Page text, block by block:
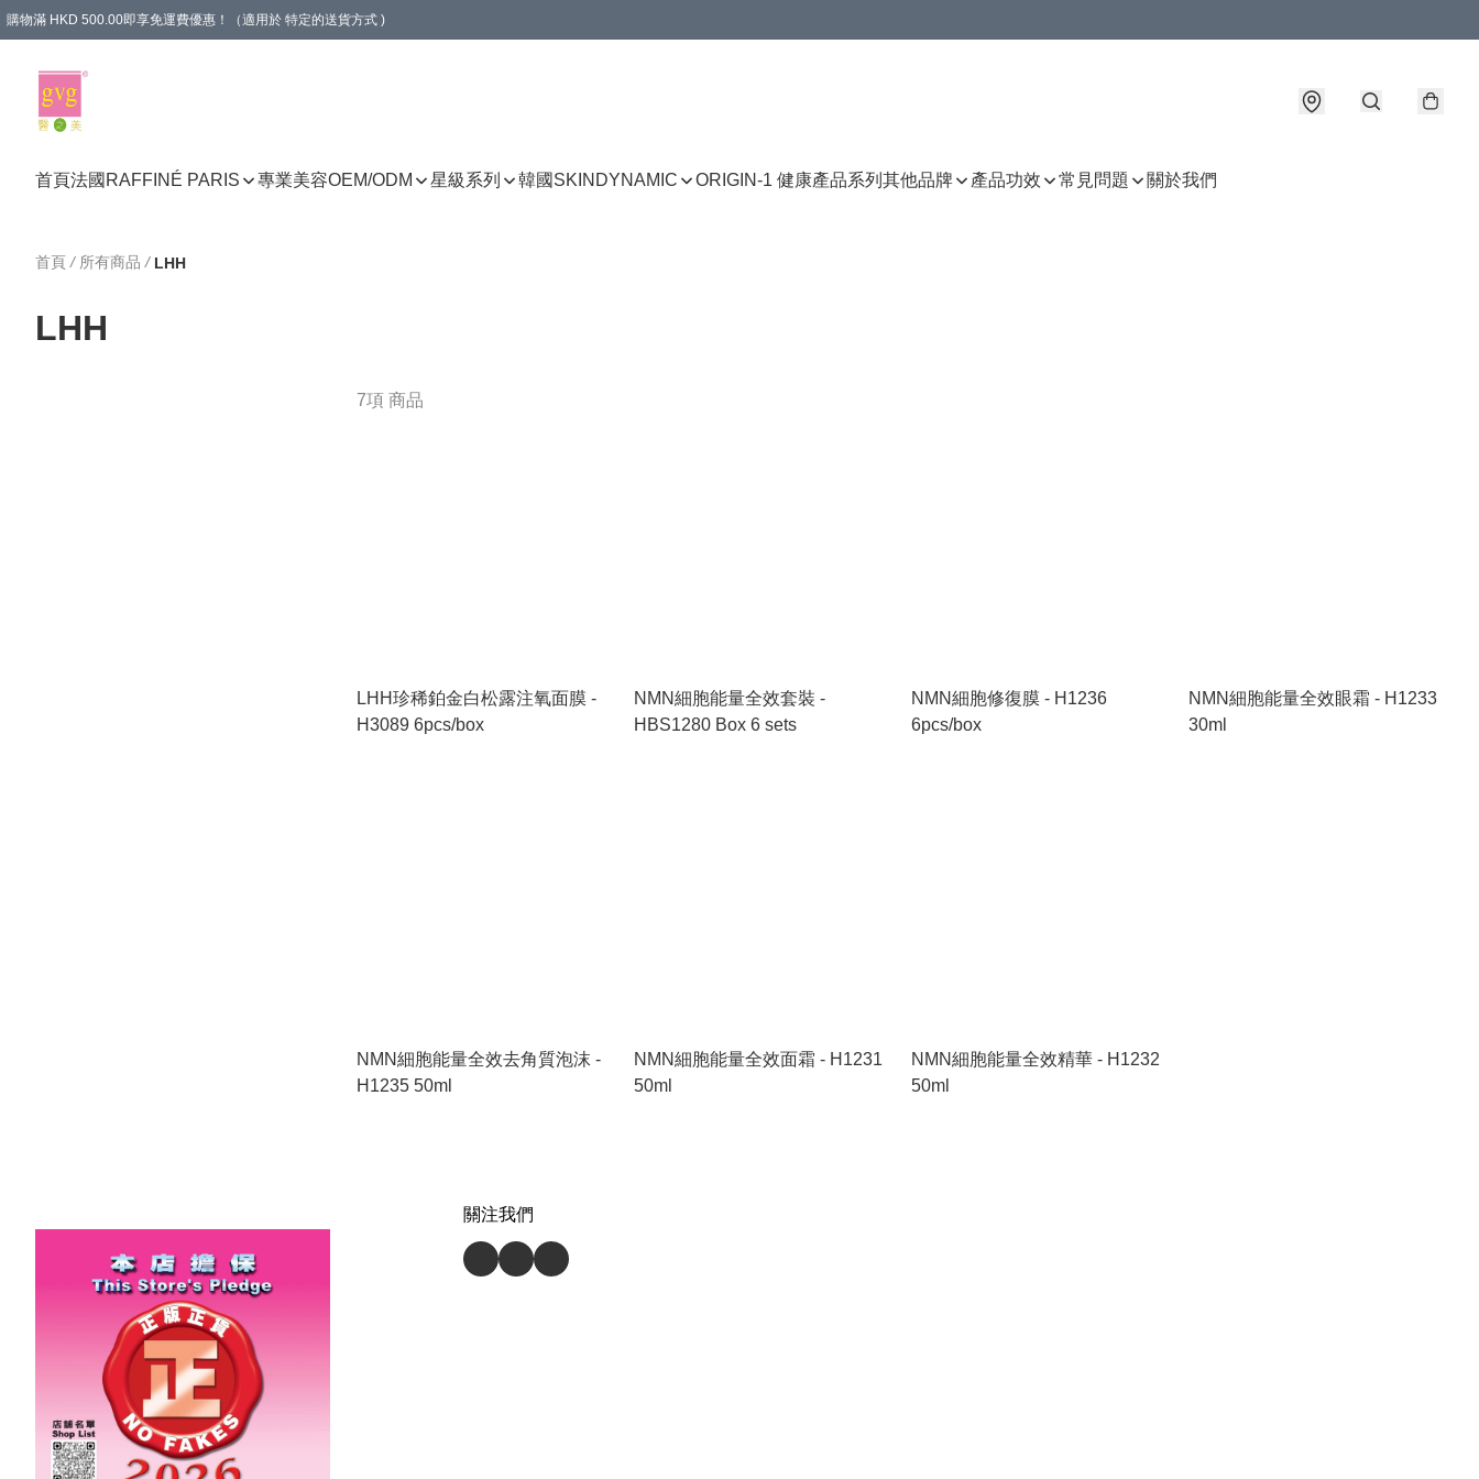
購物滿 HKD 500.00即享免運費優惠！（適用於 特定的送貨方式 )
首頁法國RAFFINÉ PARIS 專業美容OEM/ODM 星級系列 韓國SKINDYNAMIC ORIGIN-1 健康產品系列 其他品牌 產品功效 常見問題 關於我們
首頁 / 所有商品 / LHH
LHH
7項 商品
LHH珍稀鉑金白松露注氧面膜 -
H3089 6pcs/box
NMN細胞能量全效套裝 -
HBS1280 Box 6 sets
NMN細胞修復膜 - H1236
6pcs/box
NMN細胞能量全效眼霜 - H1233
30ml
NMN細胞能量全效去角質泡沫 -
H1235 50ml
NMN細胞能量全效面霜 - H1231
50ml
NMN細胞能量全效精華 - H1232
50ml
關注我們